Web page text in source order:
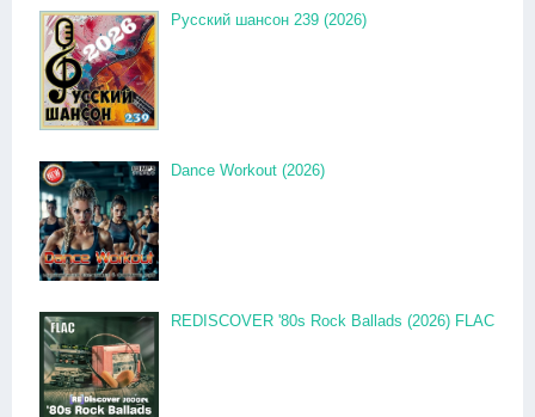
Русский шансон 239 (2026)
Dance Workout (2026)
REDISCOVER '80s Rock Ballads (2026) FLAC